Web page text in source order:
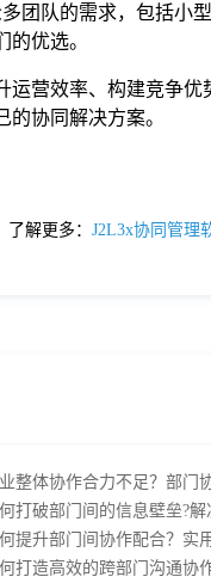
团队的需求，包括小
优选。
营效率、构建竞争优
协同解决方案。
了解更多： J2L3x协同管理
提升部门间协作配合？实